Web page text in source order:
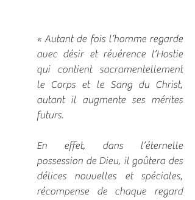
« Autant de fois l’homme regarde
avec désir et révérence l’Hostie
qui contient sacramentellement
le Corps et le Sang du Christ,
autant il augmente ses mérites
futurs.
En effet, dans l’éternelle
possession de Dieu, il goûtera des
délices nouvelles et spéciales,
récompense de chaque regard